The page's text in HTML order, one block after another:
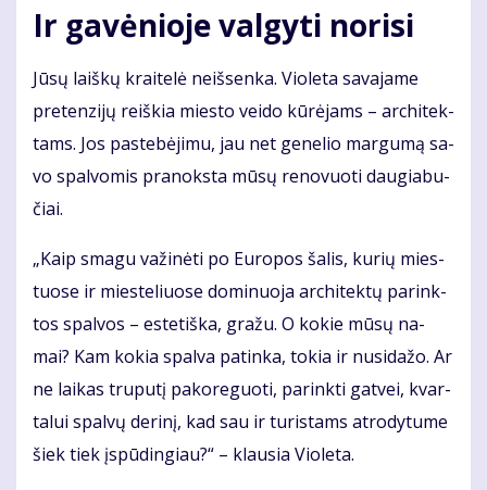
Ir ga­vė­nio­je val­gy­ti no­ri­si
Jū­sų laiš­kų krai­te­lė ne­iš­sen­ka. Vio­le­ta sa­va­ja­me
pre­ten­zi­jų reiš­kia mies­to vei­do kū­rė­jams – ar­chi­tek­
tams. Jos pa­ste­bė­ji­mu, jau net ge­ne­lio mar­gu­mą sa­
vo spal­vo­mis pra­noks­ta mū­sų re­no­vuo­ti dau­gia­bu­
čiai.
„Kaip sma­gu va­ži­nė­ti po Eu­ro­pos ša­lis, ku­rių mies­
tuo­se ir mies­te­liuo­se do­mi­nuo­ja ar­chi­tek­tų pa­rink­
tos spal­vos – es­te­tiš­ka, gra­žu. O ko­kie mū­sų na­
mai? Kam ko­kia spal­va pa­tin­ka, to­kia ir nu­si­da­žo. Ar
ne lai­kas tru­pu­tį pa­ko­re­guo­ti, pa­rink­ti gat­vei, kvar­
ta­lui spal­vų de­ri­nį, kad sau ir tu­ris­tams at­ro­dy­tu­me
šiek tiek įspū­din­giau?“ – klau­sia Vio­le­ta.